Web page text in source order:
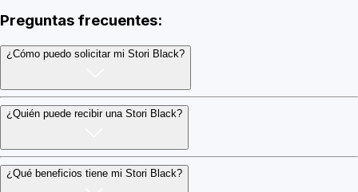
Preguntas frecuentes:
¿Cómo puedo solicitar mi Stori Black?
¿Quién puede recibir una Stori Black?
¿Qué beneficios tiene mi Stori Black?